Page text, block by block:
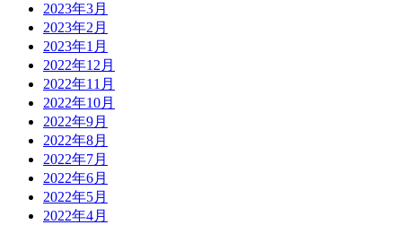
2023年3月
2023年2月
2023年1月
2022年12月
2022年11月
2022年10月
2022年9月
2022年8月
2022年7月
2022年6月
2022年5月
2022年4月